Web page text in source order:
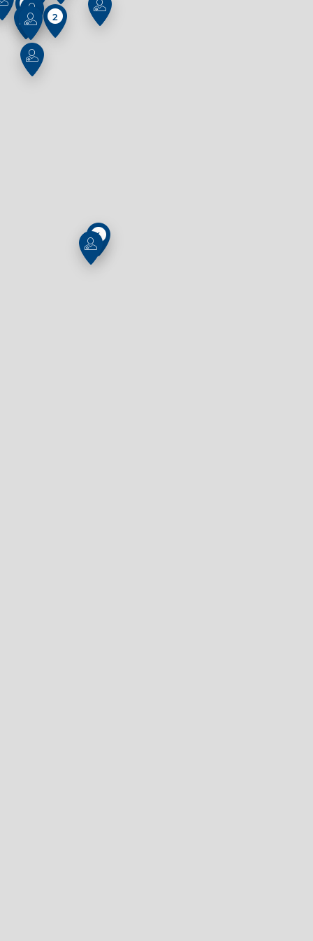
2
4
2